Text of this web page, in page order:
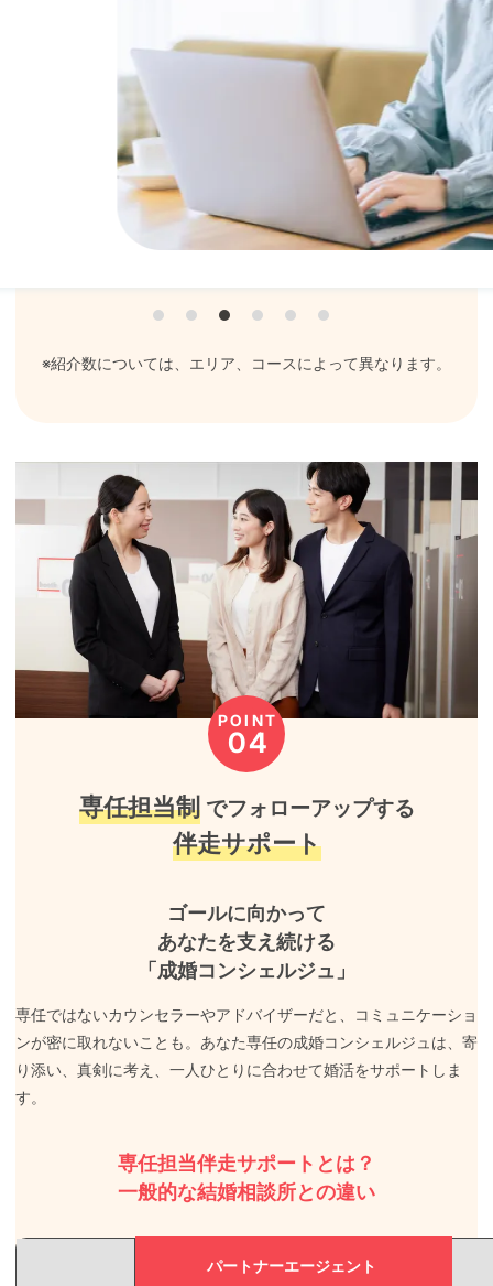
※紹介数については、エリア、コースによって異なります。
POINT
04
専任担当制 でフォローアップする
伴走サポート
ゴールに向かって
あなたを支え続ける
「成婚コンシェルジュ」
専任ではないカウンセラーやアドバイザーだと、コミュニケーショ
ンが密に取れないことも。あなた専任の成婚コンシェルジュは、寄
り添い、真剣に考え、一人ひとりに合わせて婚活をサポートしま
す。
専任担当伴走サポートとは？
一般的な結婚相談所との違い
パートナーエージェント